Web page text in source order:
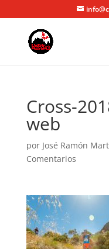
Cross-
web
por José Ramón
Comentarios